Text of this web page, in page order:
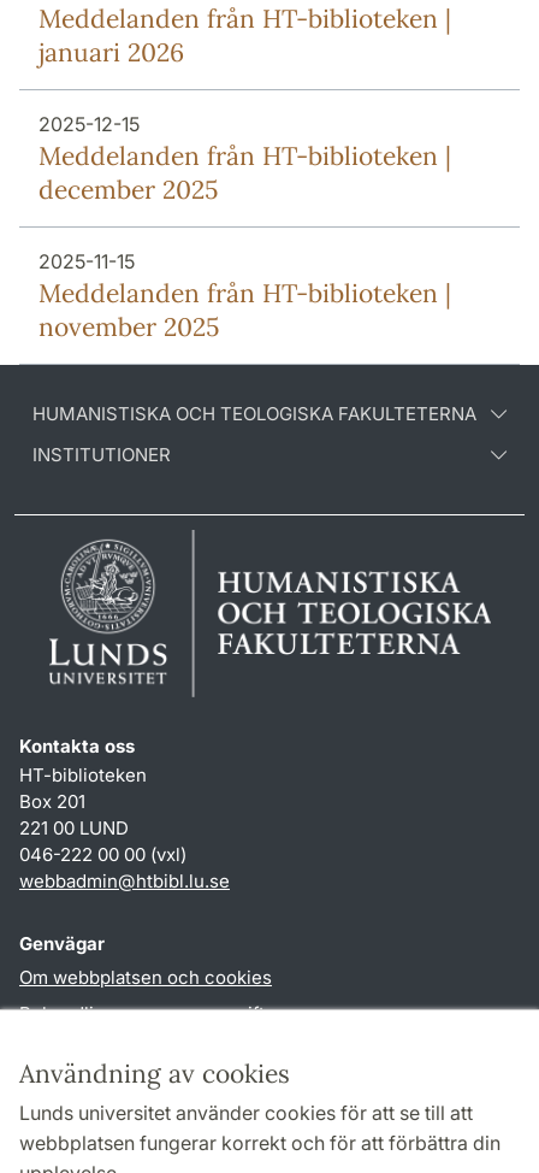
Användning av cookies
Lunds universitet använder cookies för att se till att
webbplatsen fungerar korrekt och för att förbättra din
Meddelanden från HT-biblioteken |
januari 2026
2025-12-15
Meddelanden från HT-biblioteken |
december 2025
2025-11-15
Meddelanden från HT-biblioteken |
november 2025
HUMANISTISKA OCH TEOLOGISKA FAKULTETERNA
INSTITUTIONER
Kontakta oss
HT-biblioteken
Box 201
221 00 LUND
046-222 00 00 (vxl)
webbadmin@htbibl.lu.se
Genvägar
Om webbplatsen och cookies
Behandling av personuppgifter
TYPO3-login
Följ oss i sociala medier